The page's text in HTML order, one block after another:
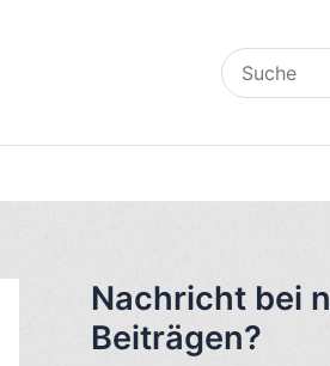
Search
Nachricht bei
Beiträgen?